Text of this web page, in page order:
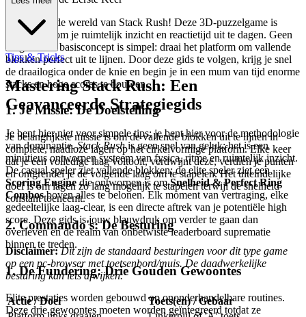
Welkom in de wereld van Stack Rush! Deze 3D-puzzelgame is
ontworpen om je ruimtelijk inzicht en reactietijd uit te dagen. Geen
zorgen - het basisconcept is simpel: draai het platform om vallende
blokken perfect uit te lijnen. Door deze gids te volgen, krijg je snel
de draailogica onder de knie en begin je in een mum van tijd enorme
stacks en hoge scores te bouwen.
1. Je Missie: De Doelstelling
Je belangrijkste missie is om de vallende blokken uit te lijnen in
complete, naadloze lagen op het cirkelvormige platform. Elke keer
dat je een volledige laag voltooit, verdwijnt deze, verdien je punten
en ontgrendel je de volgende laag om te stapelen. Het uiteindelijke
doel is om lagen zo lang mogelijk te stapelen terwijl de snelheid
constant toeneemt.
2. Commando's: De Besturing
Disclaimer: Dit zijn de standaard besturingen voor dit type game
op een pc-browser met toetsenbord/muis. De daadwerkelijke
besturing kan iets afwijken.
Actie / Doel
Toets(en) / Gebaar
Tips & Tricks
Mastering Stack Rush: Een
Geavanceerde Strategiegids
Je bent hier niet voor simpele tips; je bent hier voor de methodologie
van dominantie.Stack Rushis geen spel van geluk; het is een
minutieus ontworpen systeem van fysica, ritme en ruimtelijk inzicht.
De casual speler ziet vallende blokken; de elite speler ziet een
Scoring Enginedie ontworpen is omSnelheid & Perfect Ring
Combosboven alles te belonen. Elk moment van vertraging, elke
gedeeltelijke laag-clear, is een directe aftrek van je potentiële high
score. Deze gids is jouw blauwdruk om verder te gaan dan
overleven en de realm van onbetwiste leaderboard suprematie
binnen te treden.
1. De Fundering: Drie Gouden Gewoontes
Elite prestaties worden gebouwd op ononderhandelbare routines.
Deze drie gewoontes moeten worden geïntegreerd totdat ze